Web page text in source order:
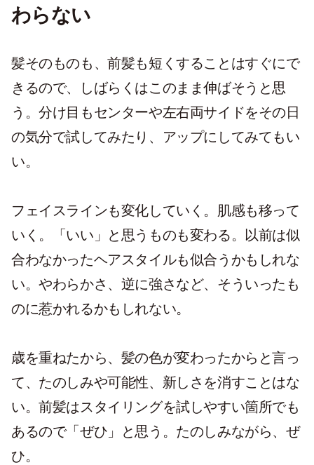
わらない
髪そのものも、前髪も短くすることはすぐにで
きるので、しばらくはこのまま伸ばそうと思
う。分け目もセンターや左右両サイドをその日
の気分で試してみたり、アップにしてみてもい
い。
フェイスラインも変化していく。肌感も移って
いく。「いい」と思うものも変わる。以前は似
合わなかったヘアスタイルも似合うかもしれな
い。やわらかさ、逆に強さなど、そういったも
のに惹かれるかもしれない。
歳を重ねたから、髪の色が変わったからと言っ
て、たのしみや可能性、新しさを消すことはな
い。前髪はスタイリングを試しやすい箇所でも
あるので「ぜひ」と思う。たのしみながら、ぜ
ひ。